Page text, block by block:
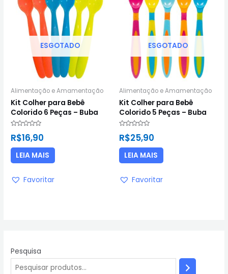
Pesquisa
ESGOTADO
Alimentação e Amamentação
Kit Colher para Bebê
Colorido 6 Peças – Buba
0
5
R$16,90
LEIA MAIS
Favoritar
ESGOTADO
Alimentação e Amamentação
Kit Colher para Bebê
Colorido 5 Peças – Buba
0
5
R$25,90
LEIA MAIS
Favoritar